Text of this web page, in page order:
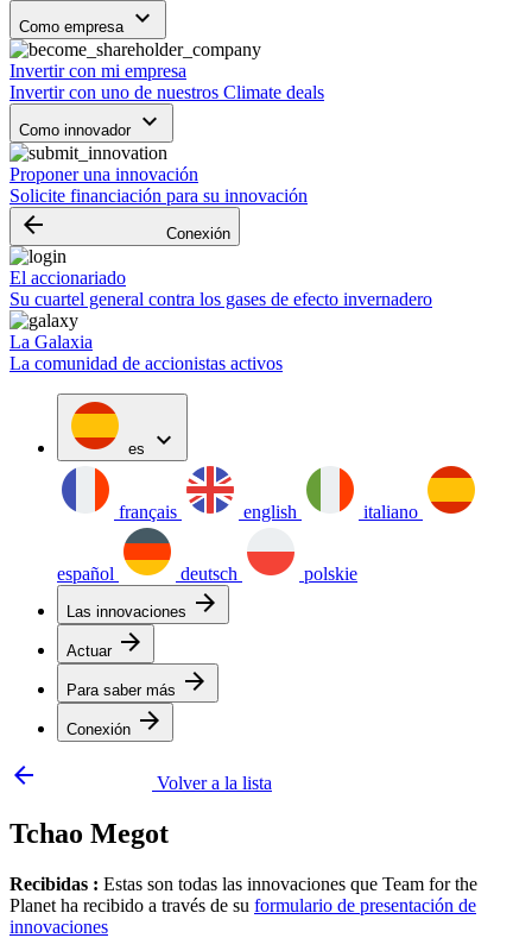
Como empresa keyboard_arrow_down
Invertir con mi empresa
Invertir con uno de nuestros Climate deals
Como innovador keyboard_arrow_down
Proponer una innovación
Solicite financiación para su innovación
arrow_backward Conexión
El accionariado
Su cuartel general contra los gases de efecto invernadero
La Galaxia
La comunidad de accionistas activos
es expand_more
français english italiano
español deutsch polskie
Las innovaciones arrow_forward
Actuar arrow_forward
Para saber más arrow_forward
Conexión arrow_forward
arrow_backward
Volver a la lista
Tchao Megot
Recibidas : Estas son todas las innovaciones que Team for the
Planet ha recibido a través de su formulario de presentación de
innovaciones